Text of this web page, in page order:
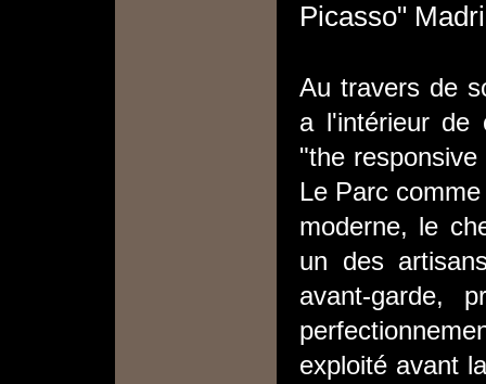
Picasso"
Au travers de
a l'intérieur de
"the
Le Parc
moderne, le
un des
avant-garde,
exploité avant